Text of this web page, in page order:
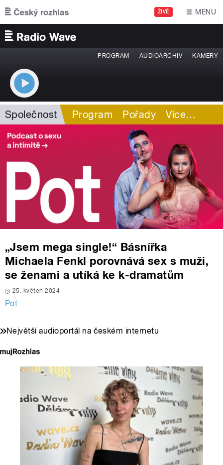
Přejít k hlavnímu obsahu
ŽIVĚ MENU
PROGRAM AUDIOARCHIV KAMERY
Společnost Program Pořady Více…
„Jsem mega single!“ Básnířka
Michaela Fenkl porovnává sex s muži,
se ženami a utíká ke k-dramatům
25. květen 2024
Pot
Největší audioportál na českém internetu